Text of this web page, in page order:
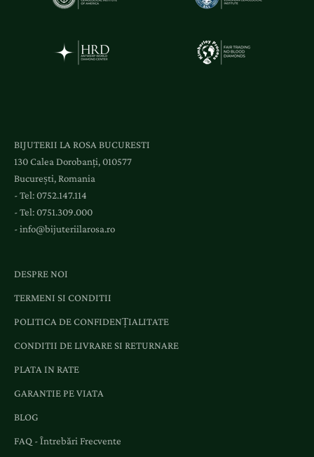
BIJUTERII LA ROSA BUCURESTI
130 Calea Dorobanți, 010577
București, Romania
- Tel:0752.147.114
- Tel:0751.309.000
-info@bijuteriilarosa.ro
DESPRE NOI
TERMENI SI CONDITII
POLITICA DE CONFIDENȚIALITATE
CONDITII DE LIVRARE SI RETURNARE
PLATA IN RATE
GARANTIE PE VIATA
BLOG
FAQ - Întrebări Frecvente